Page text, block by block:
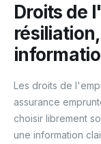
Droits de
Les droits de
assurance
choisir librement
une information